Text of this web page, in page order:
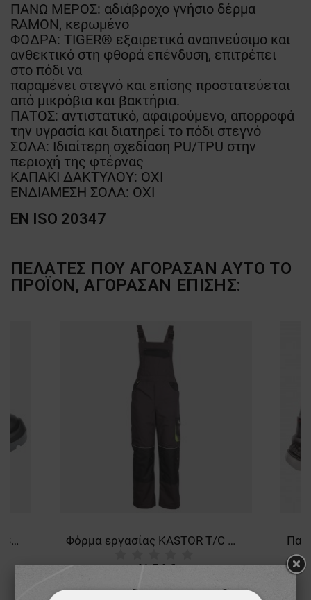
ΠΑΝΩ ΜΕΡΟΣ: αδιάβροχο γνήσιο δέρμα
RAMON, κερωμένο
ΦΟΔΡΑ: TIGER® εξαιρετικά αναπνεύσιμο και
ανθεκτικό στη φθορά επένδυση, επιτρέπει
στο πόδι να
παραμένει στεγνό και επίσης προστατεύεται
από μικρόβια και βακτήρια.
ΠΑΤΟΣ: αντιστατικό, αφαιρούμενο, απορροφά
την υγρασία και διατηρεί το πόδι στεγνό
ΣΟΛΑ: Ιδιαίτερη σχεδίαση PU/TPU στην
περιοχή της φτέρνας
ΚΑΠΑΚΙ ΔΑΚΤΥΛΟΥ: ΟΧΙ
ΕΝΔΙΑΜΕΣΗ ΣΟΛΑ: ΟΧΙ
EN ISO 20347
ΠΕΛΆΤΕΣ ΠΟΥ ΑΓΌΡΑΣΑΝ ΑΥΤΌ ΤΟ
ΠΡΟΪΌΝ, ΑΓΌΡΑΣΑΝ ΕΠΊΣΗΣ:
Παπούτσια ασφαλείας MARS S3 SRC Φόρμα εργασίας KASTOR T/C WINTER GREY/BLACK/GREEN
41,54 €